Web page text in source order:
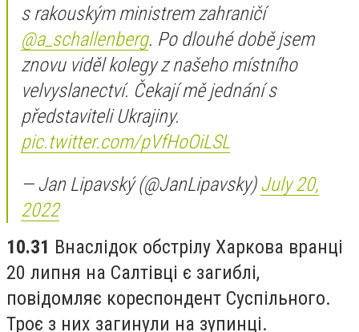
s rakouským ministrem zahraničí
@a_schallenberg. Po dlouhé době jsem
znovu viděl kolegy z našeho místního
velvyslanectví. Čekají mě jednání s
představiteli Ukrajiny.
pic.twitter.com/pVfHoOiLSL
— Jan Lipavský (@JanLipavsky)July 20,
2022
10.31 Внаслідок обстрілу Харкова вранці
20 липня на Салтівці є загиблі,
повідомляє кореспондент Суспільного.
Троє з них загинули на зупинці.